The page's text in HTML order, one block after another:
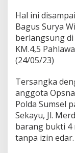
Hal ini
Bagus Surya
berlangsung di
KM.4,5
(24/05/23)
Tersangka
anggota
Polda Sumsel
Sekayu, Jl.
barang bukti 4
tanpa izin edar.